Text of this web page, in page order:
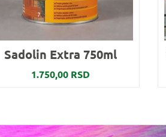
Sadolin Extra 750ml
1.750,00 RSD